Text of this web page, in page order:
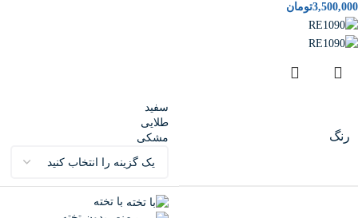
3,500,000تومان
رنگ
سفید
طلایی
مشکی
با تخته